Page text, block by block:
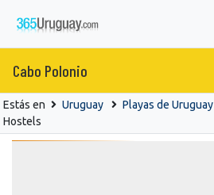
Cabo Polonio
Estás en Uruguay Playas de Uruguay
Hostels